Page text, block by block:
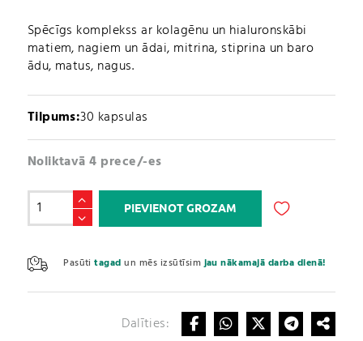
Spēcīgs komplekss ar kolagēnu un hialuronskābi
matiem, nagiem un ādai, mitrina, stiprina un baro
ādu, matus, nagus.
Tilpums:30 kapsulas
Noliktavā 4 prece/-es
Perfect
Skin
(30
kapsulas)
daudzums
PIEVIENOT GROZAM
Pasūtitagad un mēs izsūtīsimjau nākamajā darba dienā!
e
r
n
Dalīties: